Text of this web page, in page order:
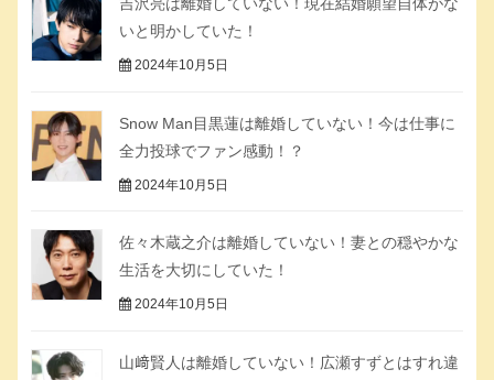
いと明かしていた！
2024年10月5日
Snow Man目黒蓮は離婚していない！今は仕事に
全力投球でファン感動！？
2024年10月5日
佐々木蔵之介は離婚していない！妻との穏やかな
生活を大切にしていた！
2024年10月5日
山﨑賢人は離婚していない！広瀬すずとはすれ違